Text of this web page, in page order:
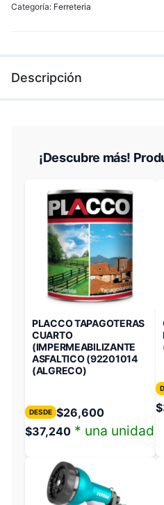
Categoría: Ferreteria
Descripción
¡Descubre más!
PLACCO TAPAGOTERAS
CUARTO
(IMPERMEABILIZANTE
ASFALTICO (92201014
(ALGRECO)
DESDE $26,600
$37,240 * una unidad
$